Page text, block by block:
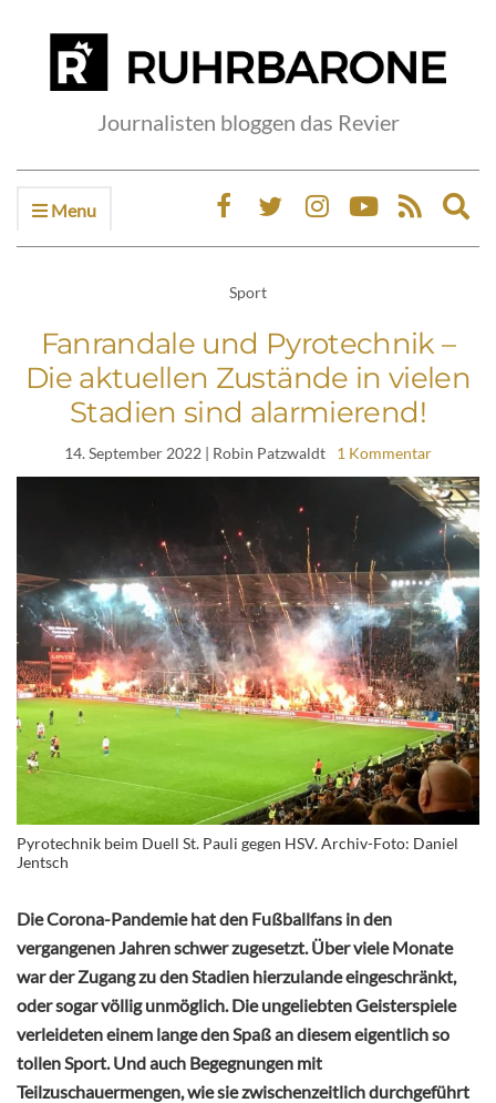
Journalisten bloggen das Revier
Menu
Sport
Fanrandale und Pyrotechnik –
Die aktuellen Zustände in vielen
Stadien sind alarmierend!
14. September 2022 | Robin Patzwaldt 1 Kommentar
Pyrotechnik beim Duell St. Pauli gegen HSV. Archiv-Foto: Daniel
Jentsch
Die Corona-Pandemie hat den Fußballfans in den
vergangenen Jahren schwer zugesetzt. Über viele Monate
war der Zugang zu den Stadien hierzulande eingeschränkt,
oder sogar völlig unmöglich. Die ungeliebten Geisterspiele
verleideten einem lange den Spaß an diesem eigentlich so
tollen Sport. Und auch Begegnungen mit
Teilzuschauermengen, wie sie zwischenzeitlich durchgeführt